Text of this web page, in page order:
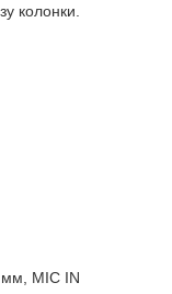
колонки.
мм, MIC IN